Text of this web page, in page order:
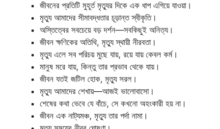
জীবনের প্রতিটি মুহূর্ত মৃত্যুর দিকে এক ধাপ এগিয়ে যাওয়া।
মৃত্যু আমাদের সীমাবদ্ধতার চূড়ান্ত স্বীকৃতি।
অস্তিত্বের সবচেয়ে বড় দর্শন—সবকিছুই অনিত্য।
জীবন ক্ষণিকের অতিথি, মৃত্যু স্থায়ী নীরবতা।
মৃত্যু এলে সব পরিচয় মুছে যায়, রয়ে যায় কেবল কর্ম।
মানুষ মরে যায়, কিন্তু তার প্রভাব থেকে যায়।
জীবন যতই জটিল হোক, মৃত্যু সরল।
মৃত্যু আমাদের শেখায়—আজই ভালোবাসো।
শেষের কথা ভেবে যে বাঁচে, সে কখনো অহংকারী হয় না।
জীবন এক নাট্যমঞ্চ, মৃত্যু তার পর্দা নামা।